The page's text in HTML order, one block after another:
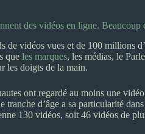
des vidéos en ligne.
de vidéos vues et de 100 millions
que les marques, les médias, le
les doigts de la main.
ont regardé au moins une
d’âge a sa particularité
130 vidéos, soit 46 vidéos de